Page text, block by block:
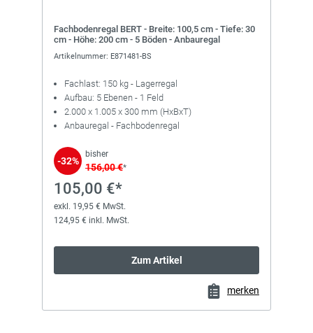
Fachbodenregal BERT - Breite: 100,5 cm - Tiefe: 30
cm - Höhe: 200 cm - 5 Böden - Anbauregal
Artikelnummer: E871481-BS
Fachlast: 150 kg - Lagerregal
Aufbau: 5 Ebenen - 1 Feld
2.000 x 1.005 x 300 mm (HxBxT)
Anbauregal - Fachbodenregal
-32%
bisher
156,00 €*
105,00 €*
exkl. 19,95 € MwSt.
124,95 € inkl. MwSt.
Zum Artikel
merken